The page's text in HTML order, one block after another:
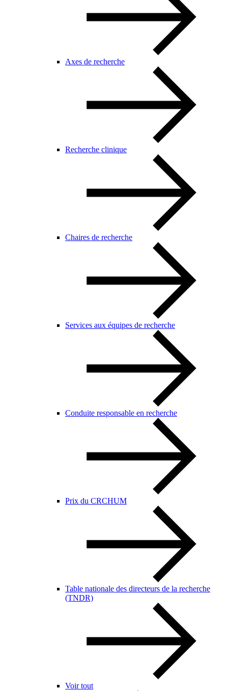
Axes de recherche
Recherche clinique
Chaires de recherche
Services aux équipes de recherche
Conduite responsable en recherche
Prix du CRCHUM
Table nationale des directeurs de la recherche
(TNDR)
Voir tout